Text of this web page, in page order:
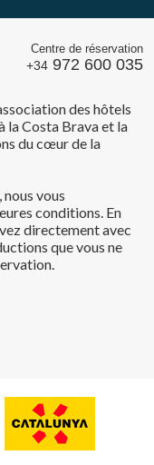
Centre de réservation
+34 972 600 035
des hôtels
la Costa Brava et la
du cœur de la
vous
conditions. En
directement avec
que vous ne